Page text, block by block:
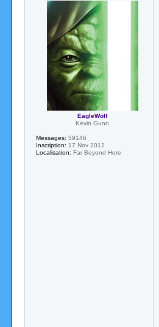
EagleWolf
Kevin Gunn
Messages: 59146
Inscription: 17 Nov 2012
Localisation: Far Beyond Here